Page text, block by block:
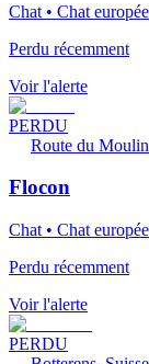
Chat • Chat
Perdu récemment
Voir l'alerte
PERDU
Route du
Flocon
Chat • Chat
Perdu récemment
Voir l'alerte
PERDU